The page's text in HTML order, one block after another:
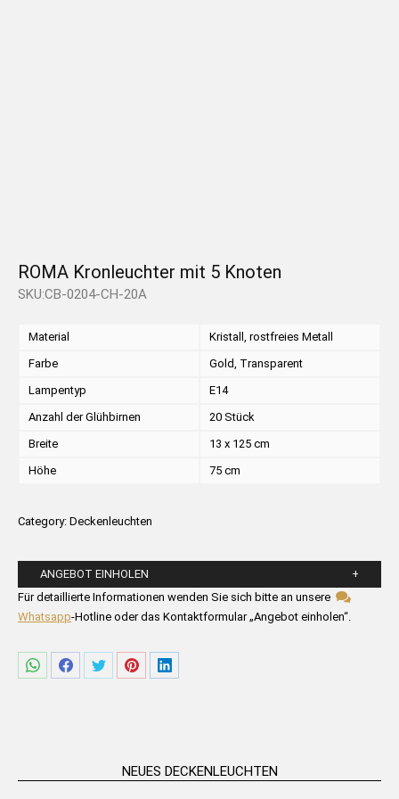
ROMA Kronleuchter mit 5 Knoten
SKU:CB-0204-CH-20A
Material
Kristall, rostfreies Metall
Farbe
Gold, Transparent
Lampentyp
E14
Anzahl der Glühbirnen
20 Stück
Breite
13 x 125 cm
Höhe
75 cm
Category: Deckenleuchten
ANGEBOT EINHOLEN
Bitte füllen Sie die untenstehenden Felder aus.
Für detaillierte Informationen wenden Sie sich bitte an unsere
Whatsapp-Hotline oder das Kontaktformular „Angebot einholen“.
ShareShareShareShareShare
NEUES DECKENLEUCHTEN